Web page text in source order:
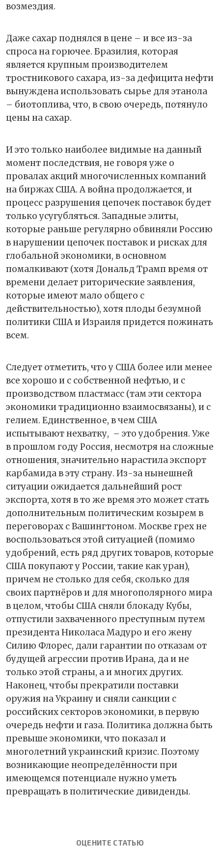
возмездия.
Даже сахар поднялся в цене – и все из-за
спроса на горючее. Бразилия, которая
является крупным производителем
тростникового сахара, из-за дефицита нефти
вынуждена использовать сырье для этанола
– биотоплива, что, в свою очередь, потянуло
цены на сахар.
И это только наиболее видимые на данный
момент последствия, не говоря уже о
провалах акций многочисленных компаний
на биржах США. А война продолжается, и
процесс разрушения цепочек поставок будет
только усугубляться. Западные элиты,
которые раньше регулярно обвиняли Россию
в нарушении цепочек поставок и рисках для
глобальной экономики, в основном
помалкивают (хотя Дональд Трамп время от
времени делает риторические заявления,
которые имеют мало общего с
действительностью), хотя плоды безумной
политики США и Израиля придется пожинать
всем.
Следует отметить, что у США более или менее
все хорошо и с собственной нефтью, и с
производством пластмасс (там эти сектора
экономики традиционно взаимосвязаны), и с
гелием. Единственное, в чем США
испытывают нехватку, – это удобрения. Уже
в прошлом году Россия, несмотря на сложные
отношения, значительно нарастила экспорт
карбамида в эту страну. Из-за нынешней
ситуации ожидается дальнейший рост
экспорта, хотя в то же время это может стать
дополнительным политическим козырем в
переговорах с Вашингтоном. Москве грех не
воспользоваться этой ситуацией (помимо
удобрений, есть ряд других товаров, которые
США покупают у России, такие как уран),
причем не столько для себя, сколько для
своих партнёров и для многополярного мира
в целом, чтобы США сняли блокаду Кубы,
отпустили захваченного преступным путем
президента Николаса Мадуро и его жену
Силию Флорес, дали гарантии по отказам от
будущей агрессии против Ирана, да и не
только этой страны, а и многих других.
Наконец, чтобы прекратили поставки
оружия на Украину и сняли санкции с
российских секторов экономики, в первую
очередь нефти и газа. Политика должна быть
превыше экономики, что показал и
многолетний украинский кризис. Поэтому
возникающие неопределённости при
имеющемся потенциале нужно уметь
превращать в политические дивиденды.
ОЦЕНИТЕ СТАТЬЮ